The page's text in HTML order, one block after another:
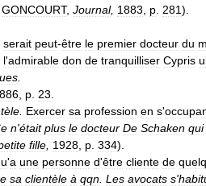
GONCOURT, Journal, 1883 p 281).
serait peut-être le premier docteur du
l'admirable don de tranquilliser Cypris
p 23
Exercer sa profession en s'
n'était plus le docteur De Schaken qui
fille 1928 p 334).
'a une personne d'être cliente de
sa clientèle à qqn Les avocats s'